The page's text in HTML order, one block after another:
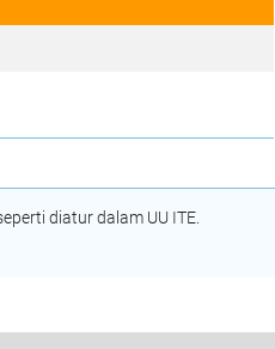
diatur dalam UU ITE.